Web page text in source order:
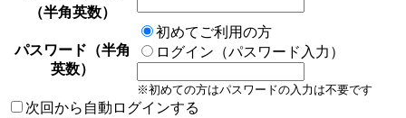
（半角英数）
パスワード（半角
英数）
初めてご利用の方
ログイン（パスワード入力）
※初めての方はパスワードの入力は不要です
次回から自動ログインする